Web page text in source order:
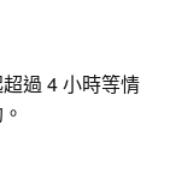
過 4 小時等情